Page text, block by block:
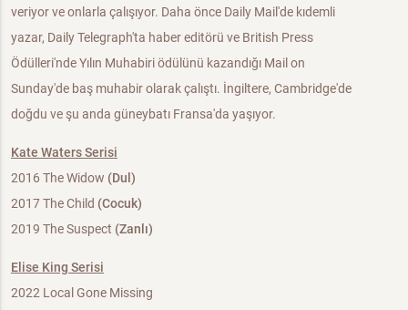
veriyor ve onlarla çalışıyor. Daha önce Daily Mail'de kıdemli
yazar, Daily Telegraph'ta haber editörü ve British Press
Ödülleri'nde Yılın Muhabiri ödülünü kazandığı Mail on
Sunday'de baş muhabir olarak çalıştı. İngiltere, Cambridge'de
doğdu ve şu anda güneybatı Fransa'da yaşıyor.
Kate Waters Serisi
2016 The Widow (Dul)
2017 The Child (Cocuk)
2019 The Suspect (Zanlı)
Elise King Serisi
2022 Local Gone Missing